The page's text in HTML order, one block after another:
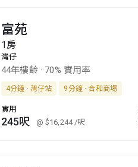
富苑
1房
灣仔
44年樓齡 · 70% 實用率
4分鐘 · 灣仔站 9分鐘 · 合和商場
實用
245呎 @ $16,244/呎